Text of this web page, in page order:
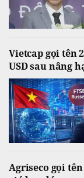
Vietcap gọi tên
USD sau nâng
Agriseco gọi